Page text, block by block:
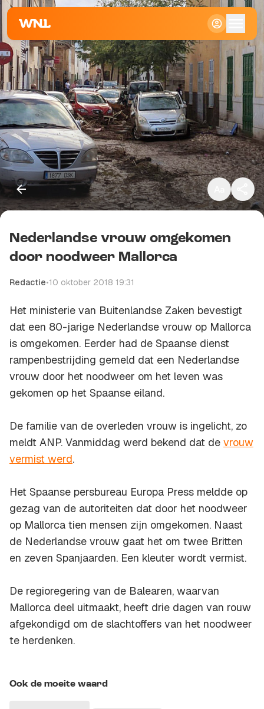
Klein
Standaard
Groot
Kopieer link
Nederlandse vrouw omgekomen
door noodweer Mallorca
Redactie•10 oktober 2018 19:31
Het ministerie van Buitenlandse Zaken bevestigt
dat een 80-jarige Nederlandse vrouw op Mallorca
is omgekomen. Eerder had de Spaanse dienst
rampenbestrijding gemeld dat een Nederlandse
vrouw door het noodweer om het leven was
gekomen op het Spaanse eiland.
De familie van de overleden vrouw is ingelicht, zo
meldt ANP. Vanmiddag werd bekend dat de vrouw
vermist werd.
Het Spaanse persbureau Europa Press meldde op
gezag van de autoriteiten dat door het noodweer
op Mallorca tien mensen zijn omgekomen. Naast
de Nederlandse vrouw gaat het om twee Britten
en zeven Spanjaarden. Een kleuter wordt vermist.
De regioregering van de Balearen, waarvan
Mallorca deel uitmaakt, heeft drie dagen van rouw
afgekondigd om de slachtoffers van het noodweer
te herdenken.
Ook de moeite waard